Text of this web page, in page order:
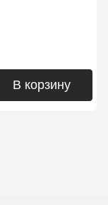
В корзину